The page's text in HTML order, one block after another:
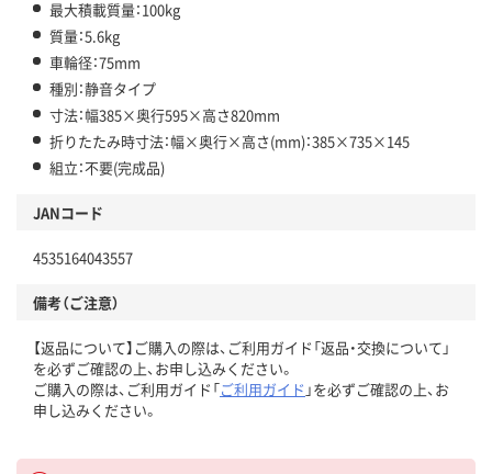
最大積載質量：100kg
質量：5.6kg
車輪径：75mm
種別：静音タイプ
寸法：幅385×奥行595×高さ820mm
折りたたみ時寸法：幅×奥行×高さ(mm)：385×735×145
組立：不要(完成品)
JANコード
4535164043557
備考（ご注意）
【返品について】ご購入の際は、ご利用ガイド「返品・交換について」
を必ずご確認の上、お申し込みください。
ご購入の際は、ご利用ガイド「ご利用ガイド 」を必ずご確認の上、お
申し込みください。